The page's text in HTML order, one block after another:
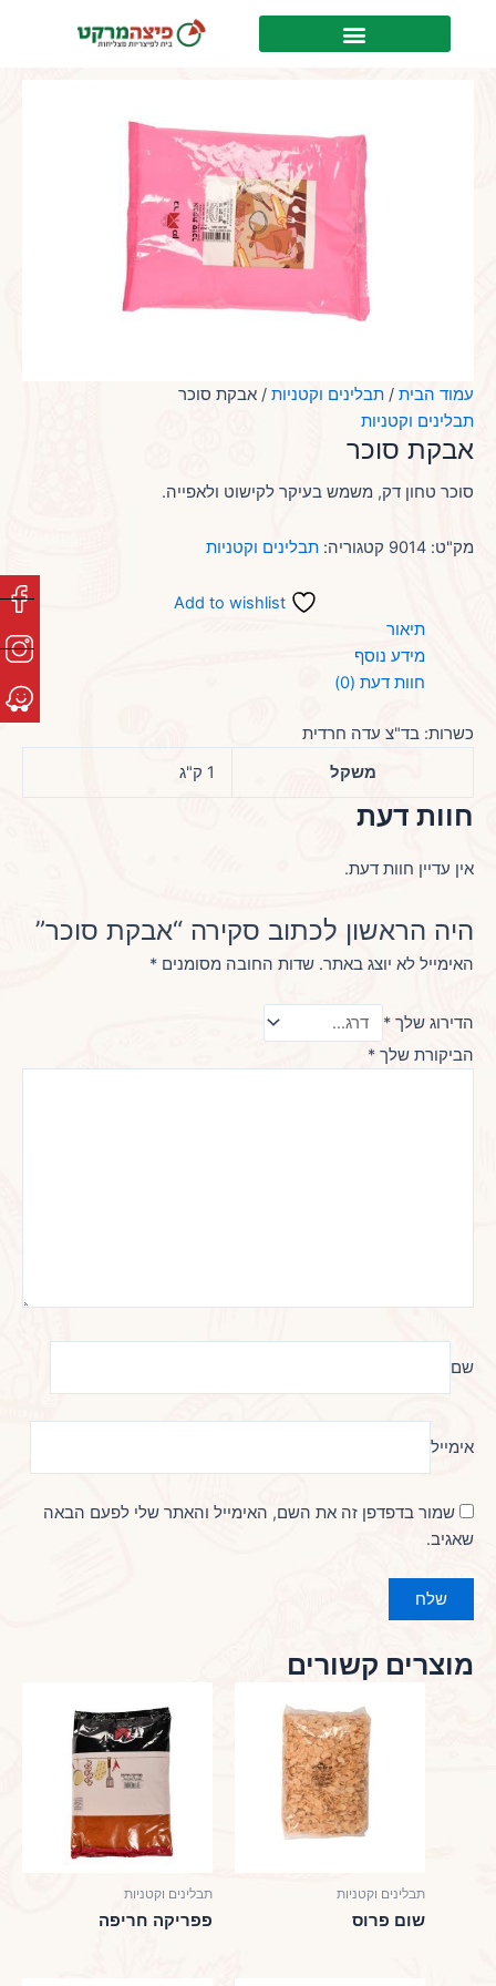
עמוד הבית / תבלינים וקטניות / אבקת סוכר
תבלינים וקטניות
אבקת סוכר
סוכר טחון דק, משמש בעיקר לקישוט ולאפייה.
מק"ט: 9014 קטגוריה: תבלינים וקטניות
Add to wishlist
תיאור
מידע נוסף
חוות דעת (0)
כשרות: בד"צ עדה חרדית
משקל
1 ק"ג
חוות דעת
אין עדיין חוות דעת.
היה הראשון לכתוב סקירה “אבקת סוכר”
האימייל לא יוצג באתר. שדות החובה מסומנים *
הדירוג שלך *
הביקורת שלך *
שם
אימייל
שמור בדפדפן זה את השם, האימייל והאתר שלי לפעם הבאה
שאגיב.
מוצרים קשורים
תבלינים וקטניות
שום פרוס
תבלינים וקטניות
פפריקה חריפה